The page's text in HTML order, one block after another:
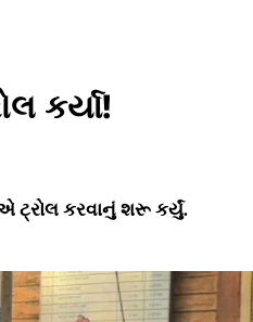
કર્યા!
ટ્રોલ કરવાનું શરૂ કર્યું.